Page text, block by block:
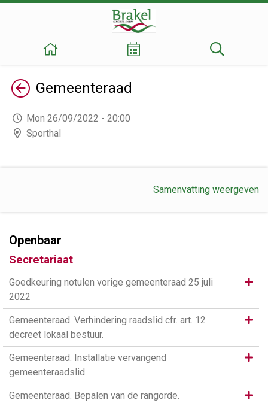
TerugGemeenteraad
Mon 26/09/2022 - 20:00
Sporthal
Samenvatting weergeven
Openbaar
Secretariaat
Goedkeuring notulen vorige gemeenteraad 25 juli
2022
Gemeenteraad. Verhindering raadslid cfr. art. 12
decreet lokaal bestuur.
Gemeenteraad. Installatie vervangend
gemeenteraadslid.
Gemeenteraad. Bepalen van de rangorde.